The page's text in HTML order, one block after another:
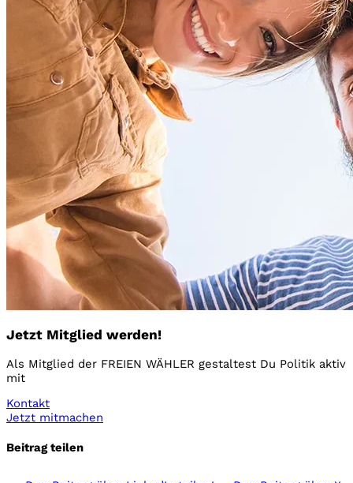
Jetzt Mitglied werden!
Als Mitglied der FREIEN WÄHLER gestaltest Du Politik aktiv
mit
Kontakt
Jetzt mitmachen
Beitrag teilen